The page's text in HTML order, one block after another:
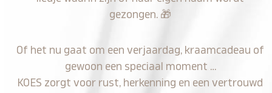
gezongen. 🎁
Of het nu gaat om een verjaardag, kraamcadeau of
gewoon een speciaal moment …
KOES zorgt voor rust, herkenning en een vertrouwd